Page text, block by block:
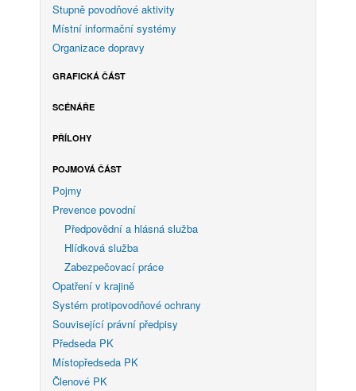
Stupně povodňové aktivity
Místní informační systémy
Organizace dopravy
GRAFICKÁ ČÁST
SCÉNÁŘE
PŘÍLOHY
POJMOVÁ ČÁST
Pojmy
Prevence povodní
Předpovědní a hlásná služba
Hlídková služba
Zabezpečovací práce
Opatření v krajině
Systém protipovodňové ochrany
Související právní předpisy
Předseda PK
Místopředseda PK
Členové PK